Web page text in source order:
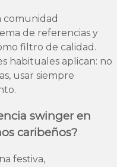
comunidad
de referencias y
filtro de calidad.
habituales aplican: no
usar siempre
swinger en
caribeños?
festiva,